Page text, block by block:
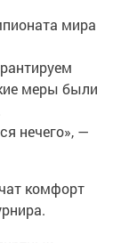
мира
меры были
нечего», —
комфорт